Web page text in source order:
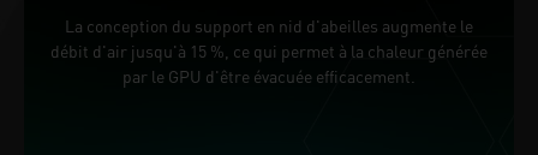
La conception du support en nid d'abeilles augmente le
débit d'air jusqu'à 15 %, ce qui permet à la chaleur générée
par le GPU d'être évacuée efficacement.